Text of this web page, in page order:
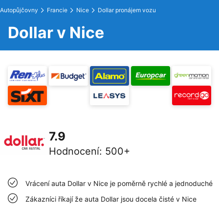
Autopůjčovny Francie Nice Dollar pronájem vozu
Dollar v Nice
7.9
Hodnocení: 500+
Vrácení auta Dollar v Nice je poměrně rychlé a jednoduché
Zákazníci říkají že auta Dollar jsou docela čisté v Nice